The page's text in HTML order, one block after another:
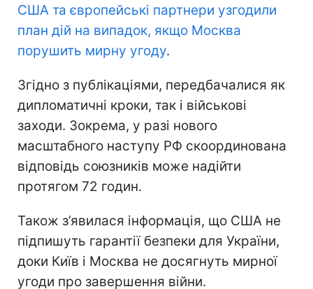
США та європейські партнери узгодили
план дій на випадок, якщо Москва
порушить мирну угоду.
Згідно з публікаціями, передбачалися як
дипломатичні кроки, так і військові
заходи. Зокрема, у разі нового
масштабного наступу РФ скоординована
відповідь союзників може надійти
протягом 72 годин.
Також з’явилася інформація, що США не
підпишуть гарантії безпеки для України,
доки Київ і Москва не досягнуть мирної
угоди про завершення війни.